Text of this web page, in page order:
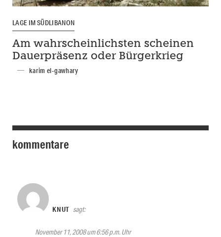
LAGE IM SÜDLIBANON
Am wahrscheinlichsten scheinen
Dauerpräsenz oder Bürgerkrieg
karim el-gawhary
kommentare
KNUT sagt:
November 11, 2008 um 6:56 p.m. Uhr